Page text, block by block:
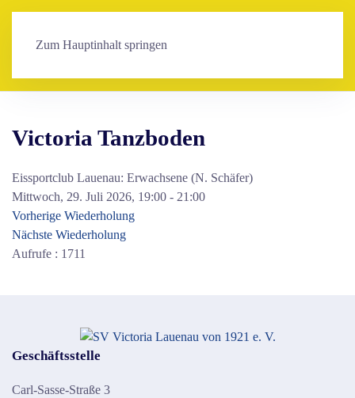
Zum Hauptinhalt springen
Victoria Tanzboden
Eissportclub Lauenau: Erwachsene (N. Schäfer)
Mittwoch, 29. Juli 2026, 19:00 - 21:00
Vorherige Wiederholung
Nächste Wiederholung
Aufrufe : 1711
Geschäftsstelle
Carl-Sasse-Straße 3